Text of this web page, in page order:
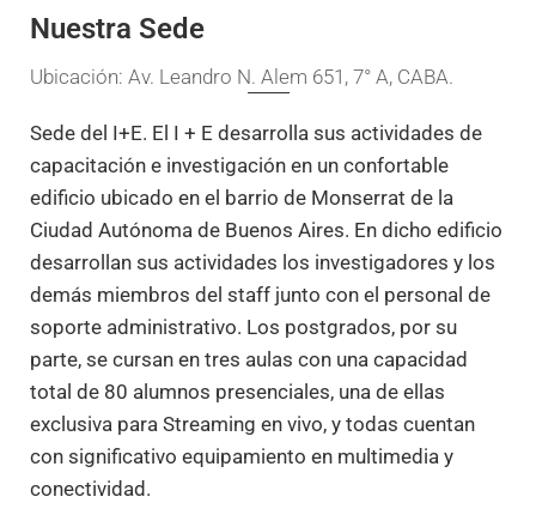
Nuestra Sede
Ubicación: Av. Leandro N. Alem 651, 7° A, CABA.
Sede del I+E. El I + E desarrolla sus actividades de
capacitación e investigación en un confortable
edificio ubicado en el barrio de Monserrat de la
Ciudad Autónoma de Buenos Aires. En dicho edificio
desarrollan sus actividades los investigadores y los
demás miembros del staff junto con el personal de
soporte administrativo. Los postgrados, por su
parte, se cursan en tres aulas con una capacidad
total de 80 alumnos presenciales, una de ellas
exclusiva para Streaming en vivo, y todas cuentan
con significativo equipamiento en multimedia y
conectividad.